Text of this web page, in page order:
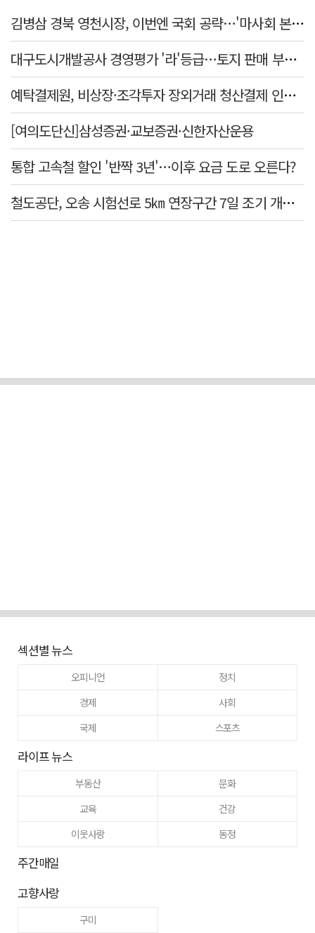
김병삼 경북 영천시장, 이번엔 국회 공략…'마사회 본사 이전·광역교통망 확충' 요청
대구도시개발공사 경영평가 '라'등급…토지 판매 부진에 1년 만에 두 단계 '뚝'
예탁결제원, 비상장·조각투자 장외거래 청산결제 인프라 구축 착수…연내 가동
[여의도단신]삼성증권·교보증권·신한자산운용
통합 고속철 할인 '반짝 3년'…이후 요금 도로 오른다?
철도공단, 오송 시험선로 5㎞ 연장구간 7일 조기 개통…LA 메트로 사업 지원
섹션별 뉴스
오피니언
정치
경제
사회
국제
스포츠
라이프 뉴스
부동산
문화
교육
건강
이웃사랑
동정
주간매일
고향사랑
구미